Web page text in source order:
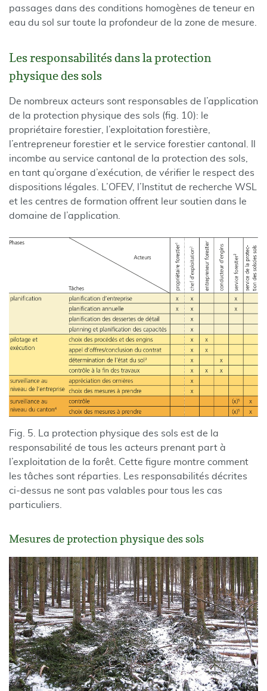
passages dans des conditions homogènes de teneur en
eau du sol sur toute la profondeur de la zone de mesure.
Les responsabilités dans la protection
physique des sols
De nombreux acteurs sont responsables de l’application
de la protection physique des sols (fig. 10): le
propriétaire forestier, l’exploitation forestière,
l’entrepreneur forestier et le service forestier cantonal. Il
incombe au service cantonal de la protection des sols,
en tant qu’organe d’exécution, de vérifier le respect des
dispositions légales. L’OFEV, l’Institut de recherche WSL
et les centres de formation offrent leur soutien dans le
domaine de l’application.
Fig. 5. La protection physique des sols est de la
responsabilité de tous les acteurs prenant part à
l’exploitation de la forêt. Cette figure montre comment
les tâches sont réparties. Les responsabilités décrites
ci-dessus ne sont pas valables pour tous les cas
particuliers.
Mesures de protection physique des sols